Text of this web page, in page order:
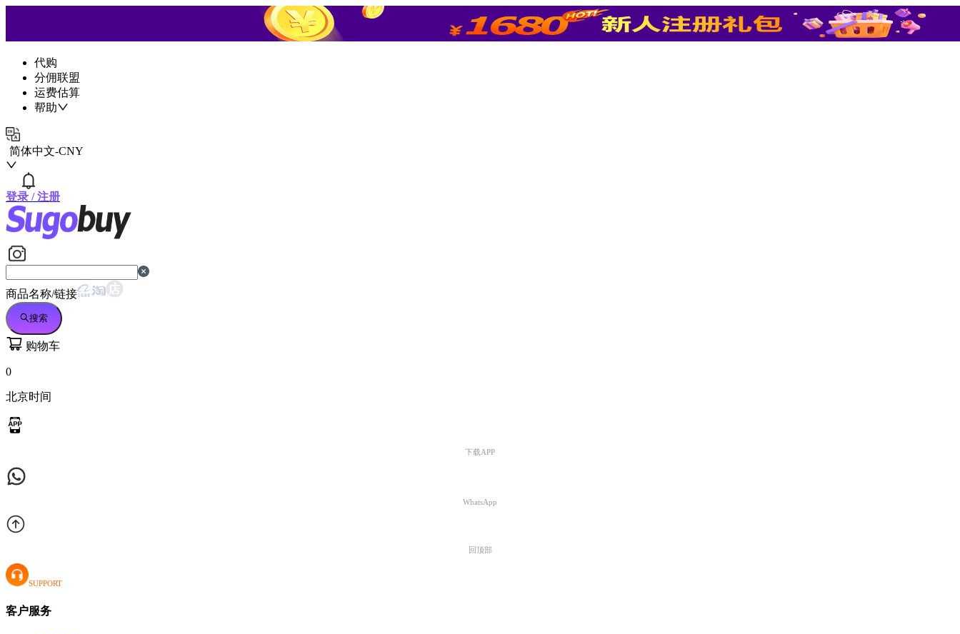
代购
分佣联盟
运费估算
帮助
简体中文-CNY
登录 /注册
商品名称/链接
搜索
购物车
0
北京时间
下载APP
WhatsApp
回顶部
SUPPORT
客户服务